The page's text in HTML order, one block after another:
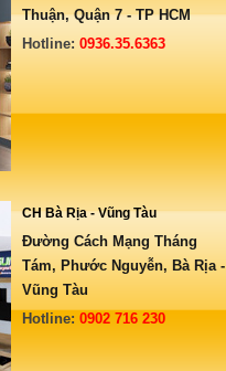
Thuận, Quận 7 - TP HCM
Hotline:0936.35.6363
CH Bà Rịa - Vũng Tàu
Đường Cách Mạng Tháng
Tám, Phước Nguyễn, Bà Rịa -
Vũng Tàu
Hotline:0902 716 230